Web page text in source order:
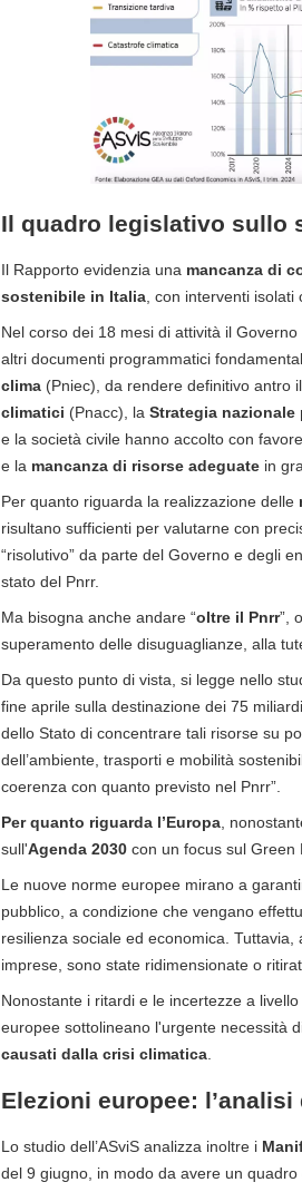
Il quadro legislativo sullo
Il Rapporto evidenzia una mancanza di
sostenibile in Italia, con interventi isolati
Nel corso dei 18 mesi di attività il
altri documenti programmatici
clima (Pniec), da rendere definitivo antro
climatici (Pnacc), la Strategia nazionale
e la società civile hanno accolto con
e la mancanza di risorse adeguate in
Per quanto riguarda la realizzazione delle
risultano sufficienti per valutarne con
“risolutivo” da parte del Governo e degli
stato del Pnrr.
Ma bisogna anche andare “oltre il Pnrr”,
superamento delle disuguaglianze, alla
Da questo punto di vista, si legge nello
fine aprile sulla destinazione dei 75
dello Stato di concentrare tali risorse su
dell’ambiente, trasporti e mobilità
coerenza con quanto previsto nel Pnrr”.
Per quanto riguarda l’Europa,
sull'Agenda 2030 con un focus sul Green
Le nuove norme europee mirano a
pubblico, a condizione che vengano
resilienza sociale ed economica.
imprese, sono state ridimensionate o
Nonostante i ritardi e le incertezze a
europee sottolineano l'urgente necessità
causati dalla crisi climatica.
Elezioni europee:
Lo studio dell’ASviS analizza inoltre i
del 9 giugno, in modo da avere un